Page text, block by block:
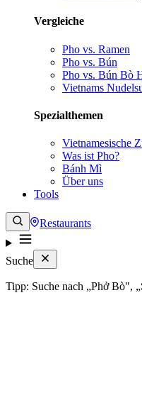
Vergleiche
Pho vs. Ramen
Pho vs. Bún
Pho vs. Bún Bò
Vietnams
Spezialthemen
Vietnamesische
Was ist Pho?
Bánh Mì
Über uns
Tools
Restaurants
Suche
Tipp: Suche nach „Phở Bò",